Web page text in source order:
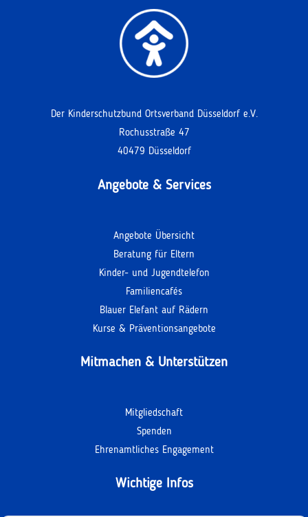
Der Kinderschutzbund Ortsverband Düsseldorf e.V.
Rochusstraße 47
40479 Düsseldorf
Angebote & Services
Angebote Übersicht
Beratung für Eltern
Kinder- und Jugendtelefon
Familiencafés
Blauer Elefant auf Rädern
Kurse & Präventionsangebote
Mitmachen & Unterstützen
Mitgliedschaft
Spenden
Ehrenamtliches Engagement
Wichtige Infos